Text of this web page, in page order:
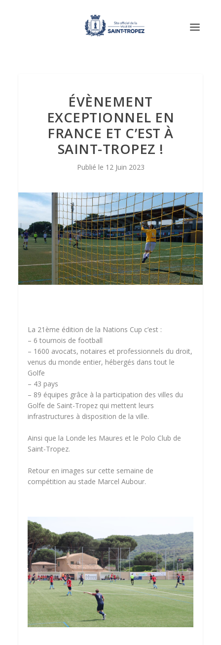
ÉVÈNEMENT
EXCEPTIONNEL EN
FRANCE ET C’EST À
SAINT-TROPEZ !
12 Juin 2023
La 21ème édition de la Nations Cup c’est :
– 6 tournois de football
– 1600 avocats, notaires et professionnels du droit,
venus du monde entier, hébergés dans tout le
Golfe
– 43 pays
– 89 équipes grâce à la participation des villes du
Golfe de Saint-Tropez qui mettent leurs
infrastructures à disposition de la ville.
Ainsi que la Londe les Maures et le Polo Club de
Saint-Tropez.
Retour en images sur cette semaine de
compétition au stade Marcel Aubour.